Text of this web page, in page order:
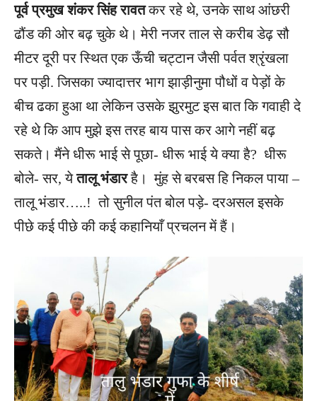
पूर्व प्रमुख शंकर सिंह रावतकर रहे थे, उनके साथ आंछरी
ढौंड की ओर बढ़ चुके थे। मेरी नजर ताल से करीब डेढ़ सौ
मीटर दूरी पर स्थित एक ऊँची चट्टान जैसी पर्वत श्रृंखला
पर पड़ी. जिसका ज्यादात्तर भाग झाड़ीनुमा पौधों व पेड़ों के
बीच ढका हुआ था लेकिन उसके झुरमुट इस बात कि गवाही दे
रहे थे कि आप मुझे इस तरह बाय पास कर आगे नहीं बढ़
सकते। मैंने धीरू भाई से पूछा- धीरू भाई ये क्या है? धीरू
बोले- सर, येतालू भंडारहै। मुंह से बरबस हि निकल पाया –
तालू भंडार…..! तो सुनील पंत बोल पड़े- दरअसल इसके
पीछे कई पीछे की कई कहानियाँ प्रचलन में हैं।